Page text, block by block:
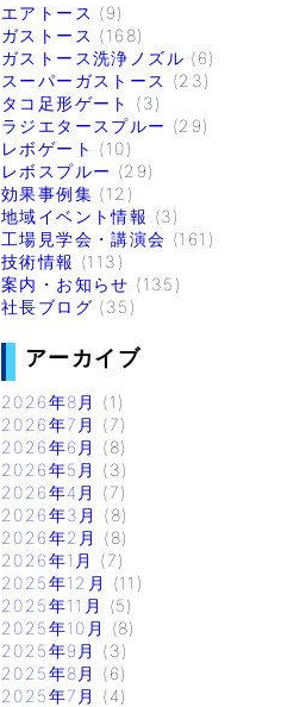
エアトース (9)
ガストース (168)
ガストース洗浄ノズル (6)
スーパーガストース (23)
タコ足形ゲート
(3)
ラジエタースプルー (29)
レボゲート (10)
レボスプルー (29)
効果事例集 (12)
地域イベント情報 (3)
工場見学会・講演会 (161)
技術情報 (113)
案内・お知らせ (135)
社長ブログ (35)
アーカイブ
2026年8月
(1)
2026年7月
(7)
2026年6月
(8)
2026年5月
(3)
2026年4月
(7)
2026年3月
(8)
2026年2月
(8)
2026年1月
(7)
2025年12月
(11)
2025年11月
(5)
2025年10月
(8)
2025年9月
(3)
2025年8月
(6)
2025年7月
(4)